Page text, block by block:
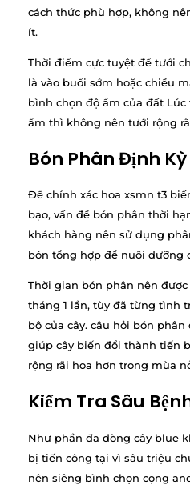
cách thức phù hợp, không
ít.
Thời điểm cực tuyệt để tưới
là vào buổi sớm hoặc chiều
bình chọn độ ẩm của đất
ẩm thì không nên tưới rộng
Bón Phân Định Kỳ
Để chính xác hoa xsmn t3
bạo, vấn đề bón phân thời
khách hàng nên sử dụng
bón tổng hợp để nuôi dưỡng
Thời gian bón phân nên
tháng 1 lần, tùy đã từng tình
bộ của cây. câu hỏi bón
giúp cây biến đổi thành tiến
rộng rãi hoa hơn trong mùa
Kiểm Tra Sâu
Như phần đa dòng cây blue
bị tiến công tại vì sâu triệu
nên siêng bình chọn cọng